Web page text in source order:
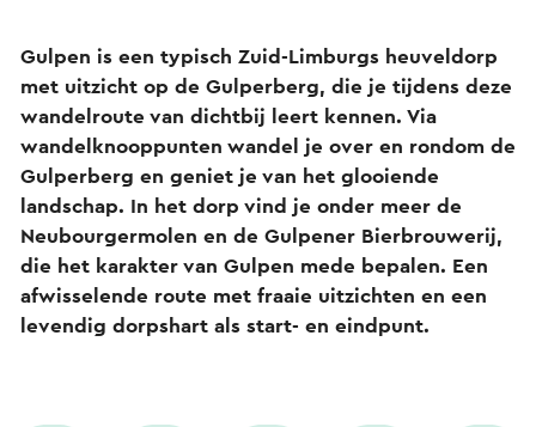
Gulpen is een typisch Zuid-Limburgs heuveldorp
met uitzicht op de Gulperberg, die je tijdens deze
wandelroute van dichtbij leert kennen. Via
wandelknooppunten wandel je over en rondom de
Gulperberg en geniet je van het glooiende
landschap. In het dorp vind je onder meer de
Neubourgermolen en de Gulpener Bierbrouwerij,
die het karakter van Gulpen mede bepalen. Een
afwisselende route met fraaie uitzichten en een
levendig dorpshart als start- en eindpunt.